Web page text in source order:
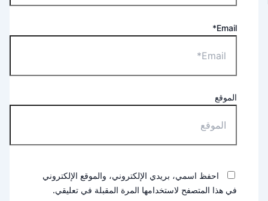
Email*
الموقع
احفظ اسمي، بريدي الإلكتروني، والموقع الإلكتروني
في هذا المتصفح لاستخدامها المرة المقبلة في تعليقي.